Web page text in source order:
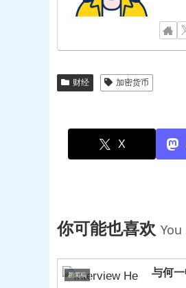
财经 加密货币
X
你可能也喜欢
新闻稿 与何